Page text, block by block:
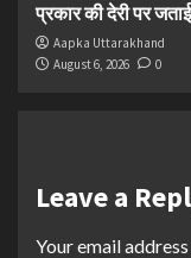
प्रकार की देरी पर
Aapka Uttarakhand
August 6, 2026
0
Leave a
Your email